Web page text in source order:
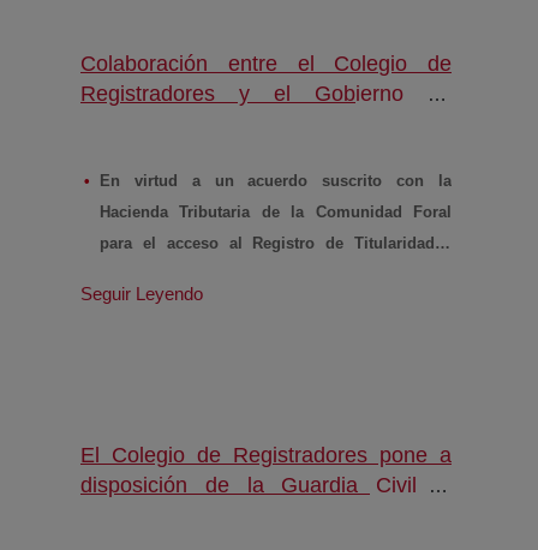
Colaboración entre el Colegio de
Registradores y el Gobierno de
En virtud a un acuerdo suscrito con la
Hacienda Tributaria de la Comunidad Foral
para el acceso al Registro de Titularidades
través del Registro Mercantil, una información
clave en las investigaciones relacionadas con la
Seguir Leyendo
El Colegio de Registradores pone a
disposición de la Guardia Civil el